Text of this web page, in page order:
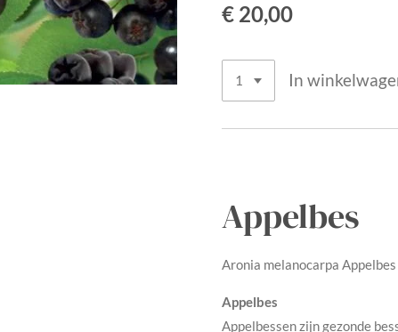
€ 20,00
In
Appelbes
Aronia melanocarpa Appelbes
Appelbes
Appelbessen zijn gezonde